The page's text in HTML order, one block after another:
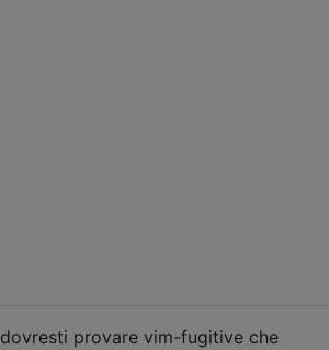
dovresti provare vim-fugitive che